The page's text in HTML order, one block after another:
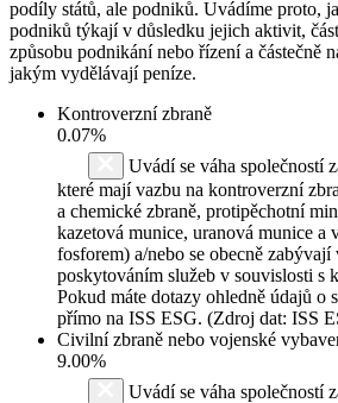
podíly států, ale podniků. Uvádíme proto,
podniků týkají v důsledku jejich aktivit,
způsobu podnikání nebo řízení a částečně
jakým vydělávají peníze.
Kontroverzní zbraně
0.07%
Uvádí se váha společností
které mají vazbu na kontroverzní
a chemické zbraně, protipěchotní
kazetová munice, uranová munice a
fosforem) a/nebo se obecně
poskytováním služeb v souvislosti s
Pokud máte dotazy ohledně údajů o
přímo na ISS ESG. (Zdroj dat: ISS
Civilní zbraně nebo vojenské
9.00%
Uvádí se váha společností